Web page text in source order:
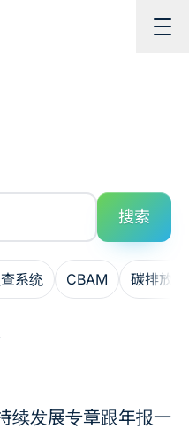
搜索
系统 CBAM 碳排放
续发展专章跟年报一